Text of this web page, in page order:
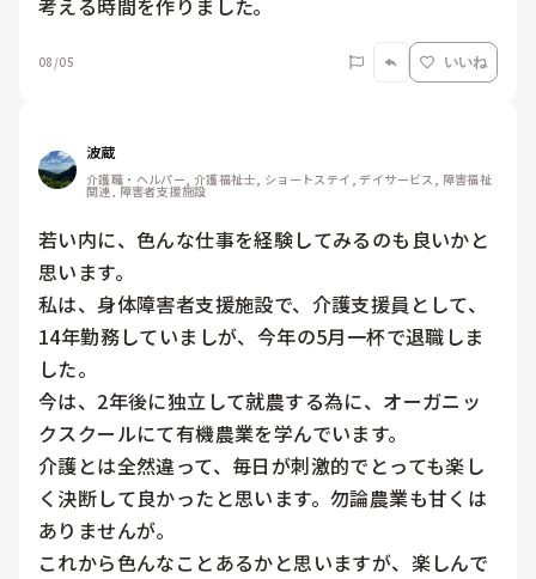
考える時間を作りました｡
08/05 いいね
波蔵
介護職・ヘルパー, 介護福祉士, ショートステイ, デイサービス, 障害福祉
関連, 障害者支援施設
若い内に、色んな仕事を経験してみるのも良いかと
思います。
私は、身体障害者支援施設で、介護支援員として、
14年勤務していましが、今年の5月一杯で退職しま
した。
今は、2年後に独立して就農する為に、オーガニッ
クスクールにて有機農業を学んでいます。
介護とは全然違って、毎日が刺激的でとっても楽し
く決断して良かったと思います。勿論農業も甘くは
ありませんが。
これから色んなことあるかと思いますが、楽しんで